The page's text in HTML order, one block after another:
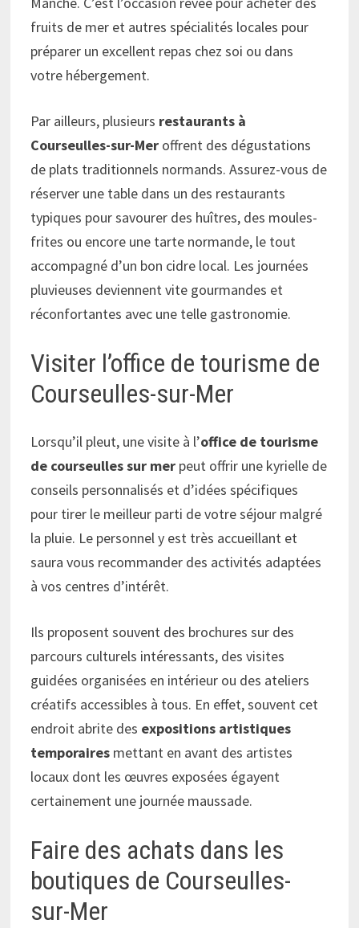
fruits de mer et autres spécialités locales pour
préparer un excellent repas chez soi ou dans
votre hébergement.
Par ailleurs, plusieurs restaurants à
Courseulles-sur-Mer offrent des dégustations
de plats traditionnels normands. Assurez-vous de
réserver une table dans un des restaurants
typiques pour savourer des huîtres, des moules-
frites ou encore une tarte normande, le tout
accompagné d’un bon cidre local. Les journées
pluvieuses deviennent vite gourmandes et
réconfortantes avec une telle gastronomie.
Visiter l’office de tourisme de
Courseulles-sur-Mer
Lorsqu’il pleut, une visite à l’office de tourisme
de courseulles sur mer peut offrir une kyrielle de
conseils personnalisés et d’idées spécifiques
pour tirer le meilleur parti de votre séjour malgré
la pluie. Le personnel y est très accueillant et
saura vous recommander des activités adaptées
à vos centres d’intérêt.
Ils proposent souvent des brochures sur des
parcours culturels intéressants, des visites
guidées organisées en intérieur ou des ateliers
créatifs accessibles à tous. En effet, souvent cet
endroit abrite des expositions artistiques
temporaires mettant en avant des artistes
locaux dont les œuvres exposées égayent
certainement une journée maussade.
Faire des achats dans les
boutiques de Courseulles-
sur-Mer